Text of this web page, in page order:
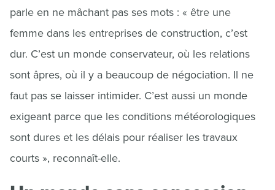
parle en ne mâchant pas ses mots : « être une
femme dans les entreprises de construction, c’est
dur. C’est un monde conservateur, où les relations
sont âpres, où il y a beaucoup de négociation. Il ne
faut pas se laisser intimider. C’est aussi un monde
exigeant parce que les conditions météorologiques
sont dures et les délais pour réaliser les travaux
courts », reconnaît-elle.